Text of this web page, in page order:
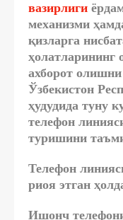
вазирлиги
механизми
қизларга
ҳолатларининг
ахборот
Ўзбекистон
ҳудудида туну
телефон
туришини
Телефон
риоя этган
Ишонч